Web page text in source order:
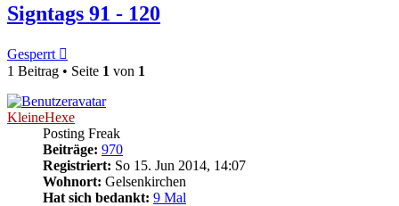
Signtags 91 - 120
Gesperrt
1 Beitrag • Seite 1 von 1
KleineHexe
Posting Freak
Beiträge: 970
Registriert: So 15. Jun 2014, 14:07
Wohnort: Gelsenkirchen
Hat sich bedankt: 9 Mal